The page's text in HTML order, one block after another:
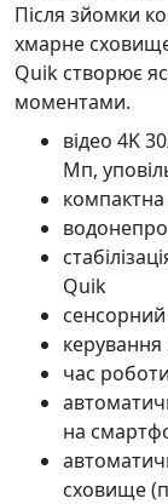
Після зйомки
хмарне
Quik створює
моментами.
відео 4K
Мп,
Quik
сенсорний
час
на
сховище